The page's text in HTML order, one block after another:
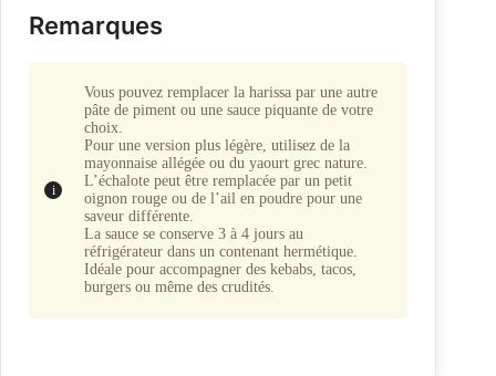
Remarques
Vous pouvez remplacer la harissa par une autre
pâte de piment ou une sauce piquante de votre
choix.
Pour une version plus légère, utilisez de la
mayonnaise allégée ou du yaourt grec nature.
L’échalote peut être remplacée par un petit
oignon rouge ou de l’ail en poudre pour une
saveur différente.
La sauce se conserve 3 à 4 jours au
réfrigérateur dans un contenant hermétique.
Idéale pour accompagner des kebabs, tacos,
burgers ou même des crudités.